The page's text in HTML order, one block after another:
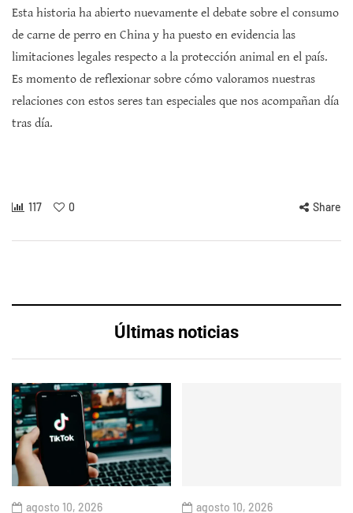
Esta historia ha abierto nuevamente el debate sobre el consumo
de carne de perro en China y ha puesto en evidencia las
limitaciones legales respecto a la protección animal en el país.
Es momento de reflexionar sobre cómo valoramos nuestras
relaciones con estos seres tan especiales que nos acompañan día
tras día.
117 0 Share
Últimas noticias
agosto 10, 2026 agosto 10, 2026